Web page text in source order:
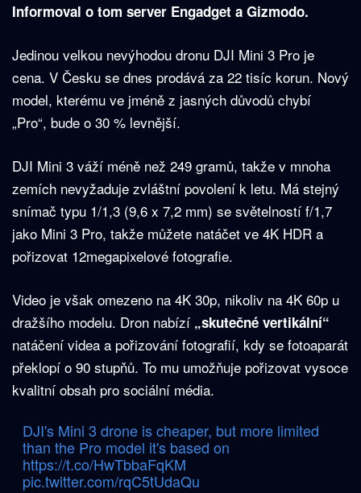
Informoval o tom server Engadget a Gizmodo.
Jedinou velkou nevýhodou dronu DJI Mini 3 Pro je
cena. V Česku se dnes prodává za 22 tisíc korun. Nový
model, kterému ve jméně z jasných důvodů chybí
„Pro“, bude o 30 % levnější.
DJI Mini 3 váží méně než 249 gramů, takže v mnoha
zemích nevyžaduje zvláštní povolení k letu. Má stejný
snímač typu 1/1,3 (9,6 x 7,2 mm) se světelností f/1,7
jako Mini 3 Pro, takže můžete natáčet ve 4K HDR a
pořizovat 12megapixelové fotografie.
Video je však omezeno na 4K 30p, nikoliv na 4K 60p u
dražšího modelu. Dron nabízí „skutečné vertikální“
natáčení videa a pořizování fotografií, kdy se fotoaparát
překlopí o 90 stupňů. To mu umožňuje pořizovat vysoce
kvalitní obsah pro sociální média.
DJI's Mini 3 drone is cheaper, but more limited
than the Pro model it's based on
https://t.co/HwTbbaFqKM
pic.twitter.com/rqC5tUdaQu